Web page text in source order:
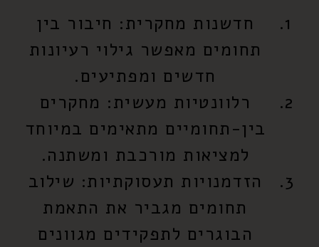
חדשנות מחקרית: חיבור בין
תחומים מאפשר גילוי רעיונות
חדשים ומפתיעים.
רלוונטיות מעשית: מחקרים
בין-תחומיים מתאימים במיוחד
למציאות מורכבת ומשתנה.
הזדמנויות תעסוקתיות: שילוב
תחומים מגביר את התאמת
הבוגרים לתפקידים מגוונים